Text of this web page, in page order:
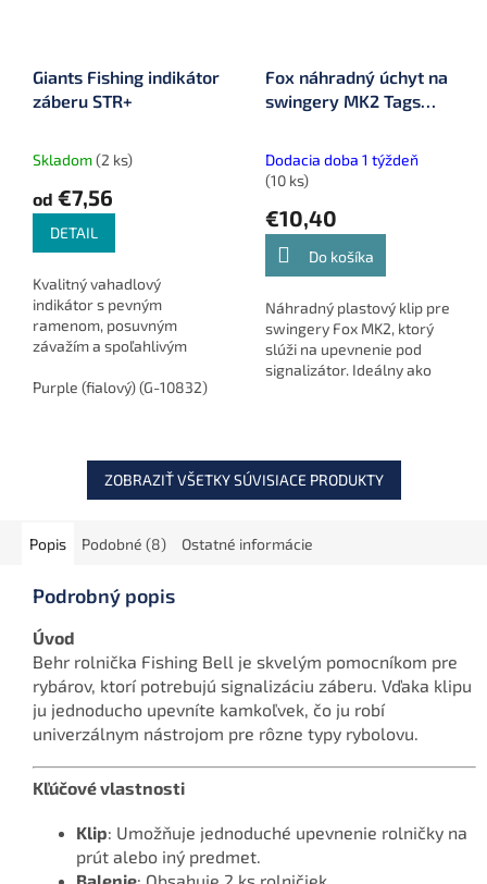
Giants Fishing indikátor
záberu STR+
Skladom(2 ks)
od €7,56
DETAIL
Kvalitný vahadlový
indikátor s pevným
ramenom, posuvným
závažím a spoľahlivým
uvoľnenie vlasca. Zachytí aj
Purple (fialový) (G-10832)
Fox náhradný úchyt na
swingery MK2 Tags
Dodacia doba 1 týždeň
(10 ks)
€10,40
Do košíka
Náhradný plastový klip pre
swingery Fox MK2, ktorý
slúži na upevnenie pod
signalizátor. Ideálny ako
ZOBRAZIŤ VŠETKY SÚVISIACE PRODUKTY
Popis Podobné (8) Ostatné informácie
Podrobný popis
Úvod
Behr rolnička Fishing Bell je skvelým pomocníkom pre
rybárov, ktorí potrebujú signalizáciu záberu. Vďaka klipu
ju jednoducho upevníte kamkoľvek, čo ju robí
univerzálnym nástrojom pre rôzne typy rybolovu.
Kľúčové vlastnosti
Klip: Umožňuje jednoduché upevnenie rolničky na
prút alebo iný predmet.
Balenie: Obsahuje 2 ks rolničiek.